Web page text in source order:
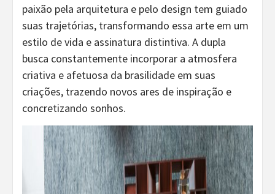
paixão pela arquitetura e pelo design tem guiado
suas trajetórias, transformando essa arte em um
estilo de vida e assinatura distintiva. A dupla
busca constantemente incorporar a atmosfera
criativa e afetuosa da brasilidade em suas
criações, trazendo novos ares de inspiração e
concretizando sonhos.